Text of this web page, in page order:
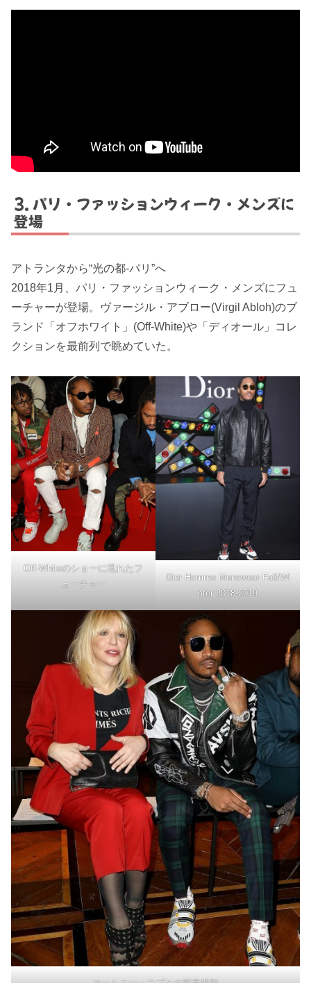
パリ・ファッションウィーク・メンズに
登場
アトランタから“光の都-パリ”へ
2018年1月、パリ・ファッションウィーク・メンズにフュ
ーチャーが登場。ヴァージル・アブロー(Virgil Abloh)のブ
ランド「オフホワイト」(Off-White)や「ディオール」コレ
クションを最前列で眺めていた。
Off-Whiteのショーに現れたフ
ューチャー
Dior Homme Menswear Fall/Wi
nter 2018-2019